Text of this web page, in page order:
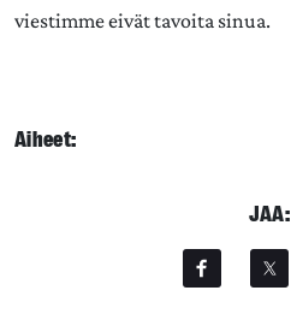
viestimme eivät tavoita sinua.
Aiheet:
JAA: